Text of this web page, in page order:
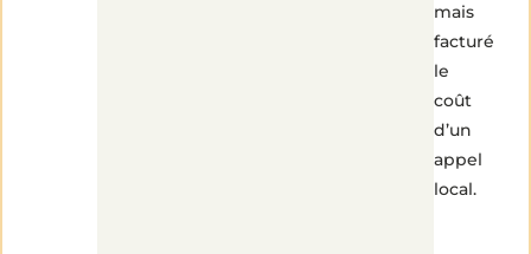
mais
facturé
le
coût
d’un
appel
local.